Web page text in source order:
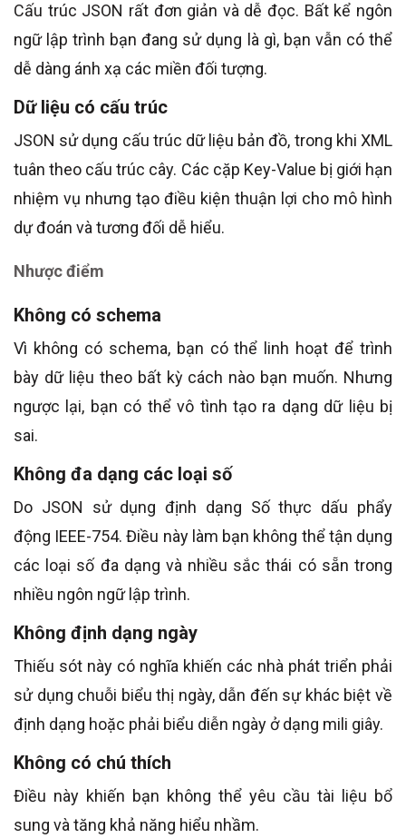
Cấu trúc JSON rất đơn giản và dễ đọc. Bất kể ngôn
ngữ lập trình bạn đang sử dụng là gì, bạn vẫn có thể
dễ dàng ánh xạ các miền đối tượng.
Dữ liệu có cấu trúc
JSON sử dụng cấu trúc dữ liệu bản đồ, trong khi XML
tuân theo cấu trúc cây. Các cặp Key-Value bị giới hạn
nhiệm vụ nhưng tạo điều kiện thuận lợi cho mô hình
dự đoán và tương đối dễ hiểu.
Nhược điểm
Không có schema
Vì không có schema, bạn có thể linh hoạt để trình
bày dữ liệu theo bất kỳ cách nào bạn muốn. Nhưng
ngược lại, bạn có thể vô tình tạo ra dạng dữ liệu bị
sai.
Không đa dạng các loại số
Do JSON sử dụng định dạng Số thực dấu phẩy
động IEEE-754. Điều này làm bạn không thể tận dụng
các loại số đa dạng và nhiều sắc thái có sẵn trong
nhiều ngôn ngữ lập trình.
Không định dạng ngày
Thiếu sót này có nghĩa khiến các nhà phát triển phải
sử dụng chuỗi biểu thị ngày, dẫn đến sự khác biệt về
định dạng hoặc phải biểu diễn ngày ở dạng mili giây.
Không có chú thích
Điều này khiến bạn không thể yêu cầu tài liệu bổ
sung và tăng khả năng hiểu nhầm.